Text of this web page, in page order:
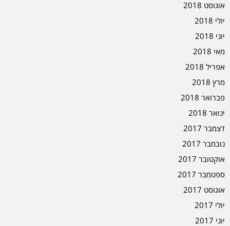
אוגוסט 2018
יולי 2018
יוני 2018
מאי 2018
אפריל 2018
מרץ 2018
פברואר 2018
ינואר 2018
דצמבר 2017
נובמבר 2017
אוקטובר 2017
ספטמבר 2017
אוגוסט 2017
יולי 2017
יוני 2017